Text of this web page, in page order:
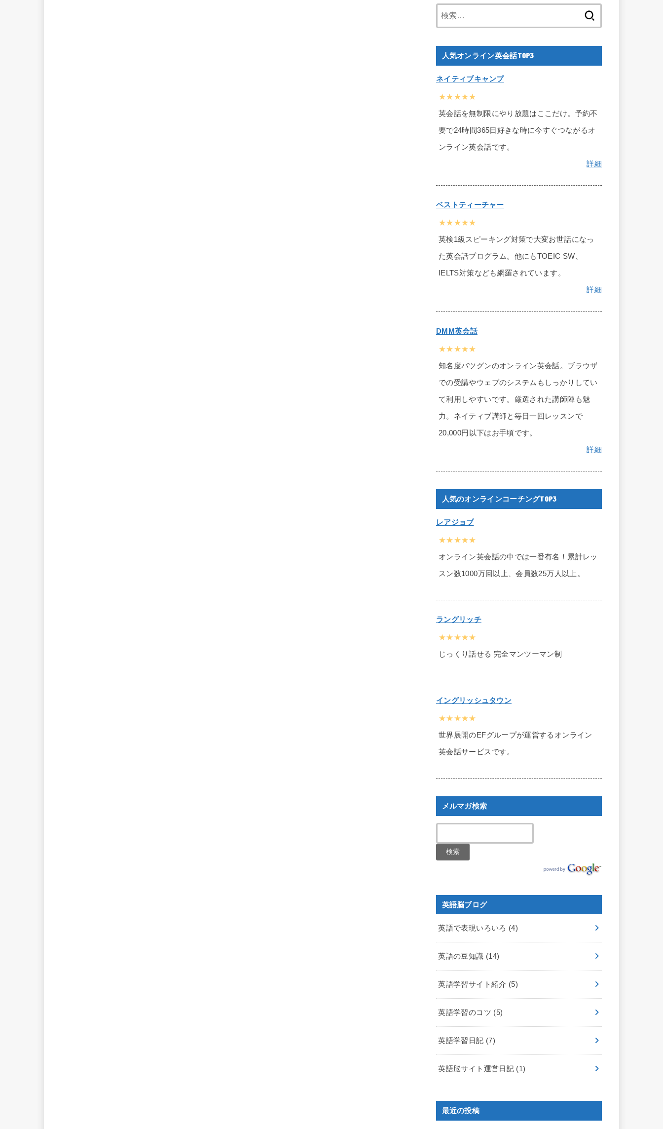
人気オンライン英会話TOP3
ネイティブキャンプ
★★★★★
英会話を無制限にやり放題はここだけ。予約不
要で24時間365日好きな時に今すぐつながるオ
ンライン英会話です。
詳細
ベストティーチャー
★★★★★
英検1級スピーキング対策で大変お世話になっ
た英会話プログラム。他にもTOEIC SW、
IELTS対策なども網羅されています。
詳細
DMM英会話
★★★★★
知名度バツグンのオンライン英会話。ブラウザ
での受講やウェブのシステムもしっかりしてい
て利用しやすいです。厳選された講師陣も魅
力。ネイティブ講師と毎日一回レッスンで
20,000円以下はお手頃です。
詳細
人気のオンラインコーチングTOP3
レアジョブ
★★★★★
オンライン英会話の中では一番有名！累計レッ
スン数1000万回以上、会員数25万人以上。
ラングリッチ
★★★★★
じっくり話せる 完全マンツーマン制
イングリッシュタウン
★★★★★
世界展開のEFグループが運営するオンライン
英会話サービスです。
メルマガ検索
英語脳ブログ
英語で表現いろいろ (4)
英語の豆知識 (14)
英語学習サイト紹介 (5)
英語学習のコツ (5)
英語学習日記 (7)
英語脳サイト運営日記 (1)
最近の投稿